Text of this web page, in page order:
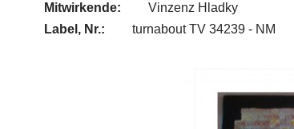
Mitwirkende:
Vinzenz Hladky
Label, Nr.:
turnabout TV 34239 - NM